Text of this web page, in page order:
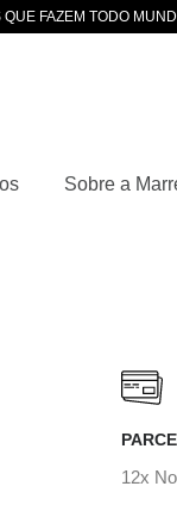
FAZEM TODO
Sobre a
12x